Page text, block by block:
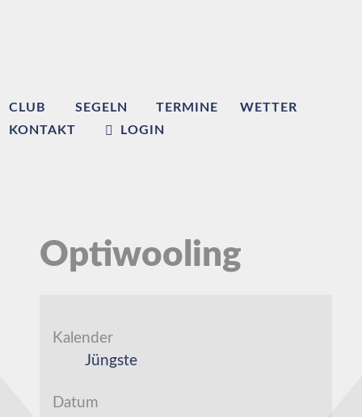
CLUB SEGELN TERMINE
WETTER
KONTAKT
LOGIN
Optiwooling
Kalender
Jüngste
Datum